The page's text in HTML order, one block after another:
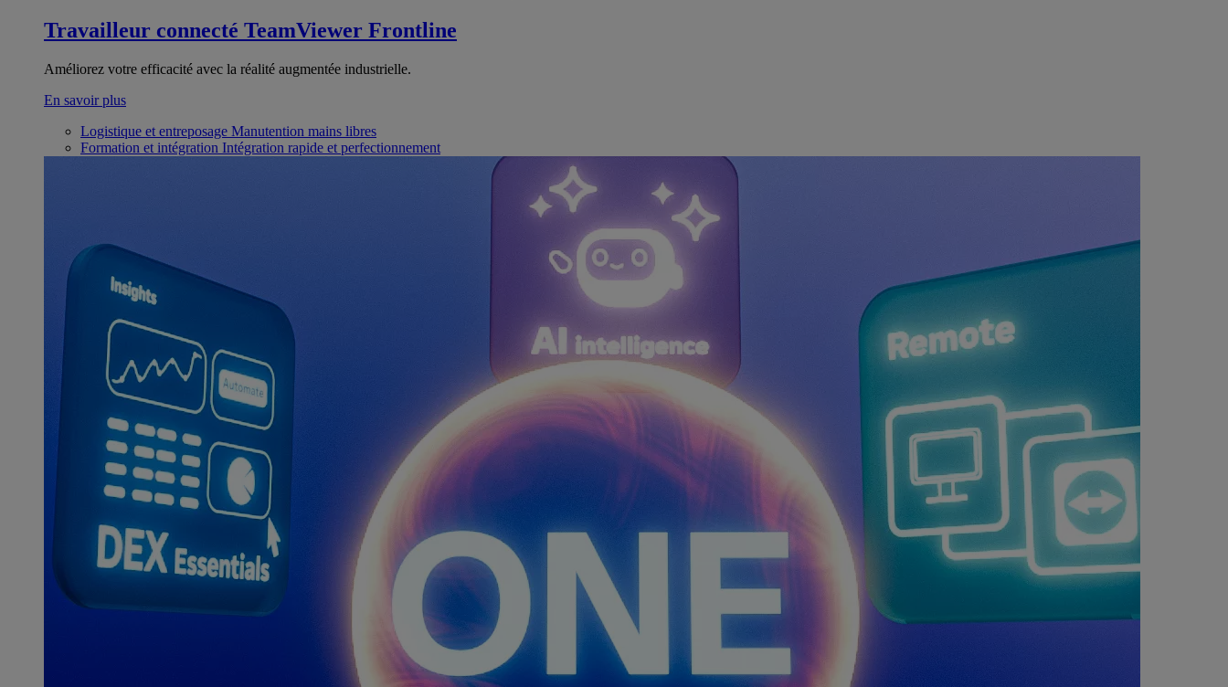
Travailleur connecté TeamViewer Frontline
Améliorez votre efficacité avec la réalité augmentée industrielle.
En savoir plus
Logistique et entreposage Manutention mains libres
Formation et intégration Intégration rapide et perfectionnement